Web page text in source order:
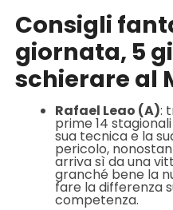
Consigli
giornata, 5
schierare al
Rafael Leao (A):
prime 14
sua tecnica e la
pericolo,
arriva sì da una
granché bene la
fare la differenza
competenza.